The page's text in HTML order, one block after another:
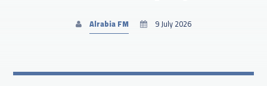
Alrabia FM 9 July 2026